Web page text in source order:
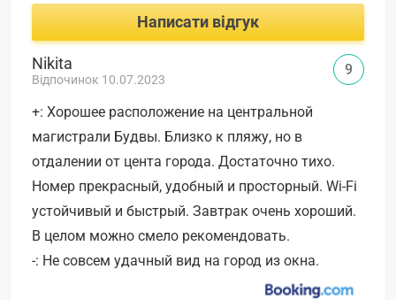
Написати відгук
Nikita
Відпочинок 10.07.2023
+: Хорошее расположение на центральной
магистрали Будвы. Близко к пляжу, но в
отдалении от цента города. Достаточно тихо.
Номер прекрасный, удобный и просторный. Wi-Fi
устойчивый и быстрый. Завтрак очень хороший.
В целом можно смело рекомендовать.
-: Не совсем удачный вид на город из окна.
9